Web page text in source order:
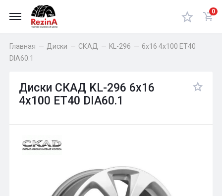
0
Главная — Диски — СКАД — KL-296 — 6x16 4x100 ET40
DIA60.1
Диски СКАД KL-296 6x16
4x100 ET40 DIA60.1